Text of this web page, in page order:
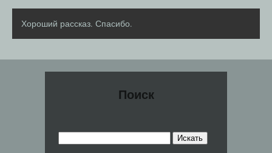
Хороший рассказ. Спасибо.
Поиск